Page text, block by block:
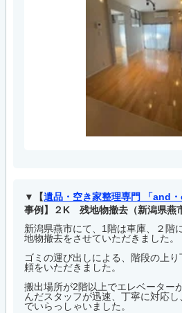
【遺品・空き家整理専門 「and
事例】２K 残地物撤去（新潟県燕
新潟県燕市にて、1階は車庫、２階
地物撤去をさせていただきました。
ゴミの運び出しによる、階段の上
頼をいただきました。
搬出場所が2階以上でエレベーター
んだスタッフが迅速、丁寧に対応
でいらっしゃいました。